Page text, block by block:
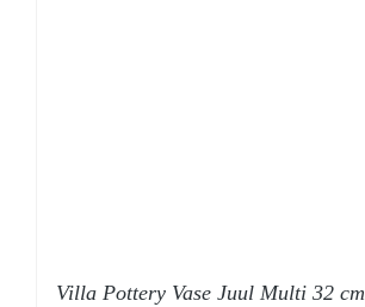
Villa Pottery Vase Juul Multi 32 cm